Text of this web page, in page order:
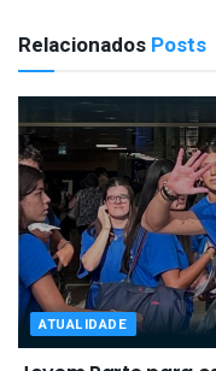
Relacionados Posts
ATUALIDADE